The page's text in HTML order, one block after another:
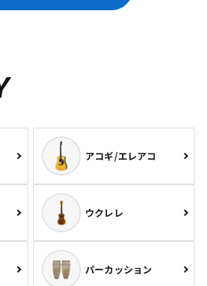
アコギ/エレアコ
ウクレレ
パーカッション